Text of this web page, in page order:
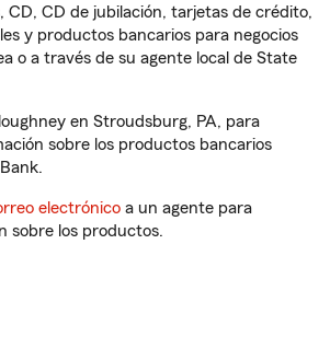
CD, CD de jubilación, tarjetas de crédito,
y productos bancarios para negocios
o a través de su agente local de State
en Stroudsburg, PA, para
sobre los productos bancarios
electrónico a un agente para
sobre los productos.